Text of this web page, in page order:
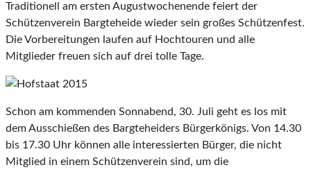
Traditionell am ersten Augustwochenende feiert der
Schützenverein Bargteheide wieder sein großes Schützenfest.
Die Vorbereitungen laufen auf Hochtouren und alle
Mitglieder freuen sich auf drei tolle Tage.
Schon am kommenden Sonnabend, 30. Juli geht es los mit
dem Ausschießen des Bargteheiders Bürgerkönigs. Von 14.30
bis 17.30 Uhr können alle interessierten Bürger, die nicht
Mitglied in einem Schützenverein sind, um die